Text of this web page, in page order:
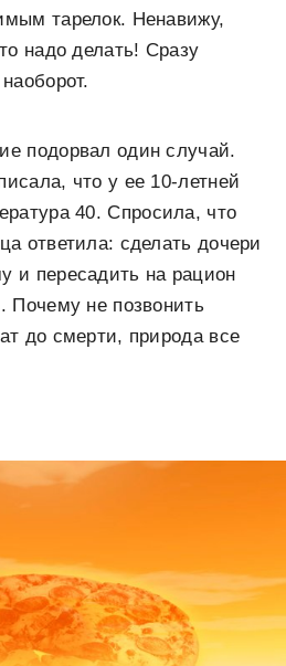
тарелок. Ненавижу,
надо делать! Сразу
подорвал один случай.
что у ее 10-летней
40. Спросила, что
ответила: сделать дочери
и пересадить на рацион
Почему не позвонить
до смерти, природа все